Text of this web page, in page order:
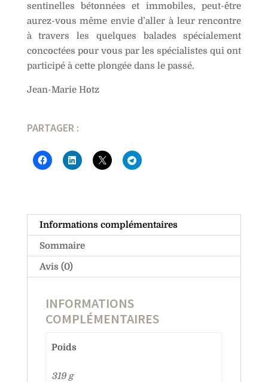
sentinelles bétonnées et immobiles, peut-être
aurez-vous même envie d’aller à leur rencontre
à travers les quelques balades spécialement
concoctées pour vous par les spécialistes qui ont
participé à cette plongée dans le passé.
Jean-Marie Hotz
PARTAGER :
Informations complémentaires
Sommaire
Avis (0)
INFORMATIONS
COMPLÉMENTAIRES
Poids
319 g